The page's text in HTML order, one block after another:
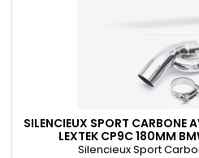
SILENCIEUX SPORT CARBONE
LEXTEK CP9C 180MM
Silencieux Sport